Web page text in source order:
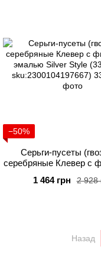
−50%
Серьги-пусеты
серебряные Клевер с
2 928
1 464 грн
Назад